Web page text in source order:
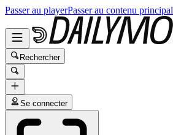
Passer au playerPasser au contenu principal
Rechercher
Se connecter